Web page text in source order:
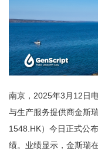
南京，2025年3月12日
与生产服务提供商金斯
1548.HK）今日正式公
绩。业绩显示，金斯瑞